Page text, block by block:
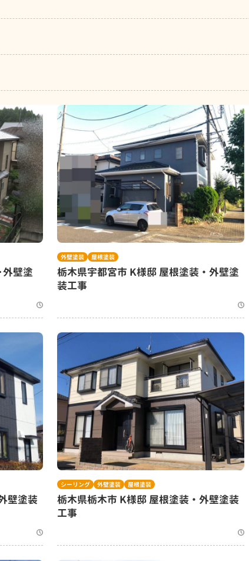
壁塗
外壁塗装 屋根塗装
栃木県宇都宮市 K様邸 屋根塗装・外壁塗
装工事
壁塗装
シーリング 外壁塗装 屋根塗装
栃木県栃木市 K様邸 屋根塗装・外壁塗装
工事